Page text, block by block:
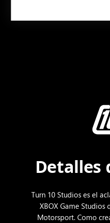
Detalles
Turn 10 Studios es el
XBOX Game Studios
Motorsport. Como